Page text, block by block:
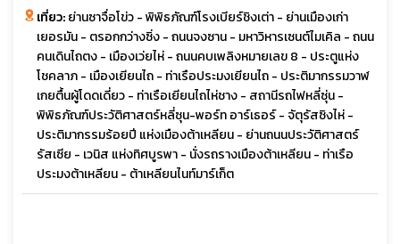
เที่ยว:ย่านซาจื่อโข่ว - พิพิธภัณฑ์โรงเบียร์ชิงเต่า - ย่านเมืองเก่า
เยอรมัน - ตรอกกว่างซิ่ง - ถนนจงซาน - มหาวิหารเซนต์ไมเคิล - ถนน
คนเดินไถตง - เมืองเว่ยไห่ - ถนนคบเพลิงหมายเลข 8 - ประตูแห่ง
โชคลาภ - เมืองเยียนไถ - ท่าเรือประมงเยียนไถ - ประติมากรรมวาฬ
เกยตื้นผู้โดดเดี่ยว - ท่าเรือเยียนไถไห่ชาง - สถานีรถไฟหลี่ซุ่น -
พิพิธภัณฑ์ประวัติศาสตร์หลี่ซุน-พอร์ท อาร์เธอร์ - จัตุรัสซิงไห่ -
ประติมากรรมร้อยปี แห่งเมืองต้าเหลียน - ย่านถนนประวัติศาสตร์
รัสเซีย - เวนิส แห่งทิศบูรพา - นั่งรถรางเมืองต้าเหลียน - ท่าเรือ
ประมงต้าเหลียน - ต้าเหลียนไนท์มาร์เก็ต